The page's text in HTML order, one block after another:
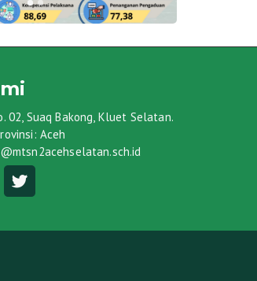
02, Suaq Bakong, Kluet Selatan.
Aceh